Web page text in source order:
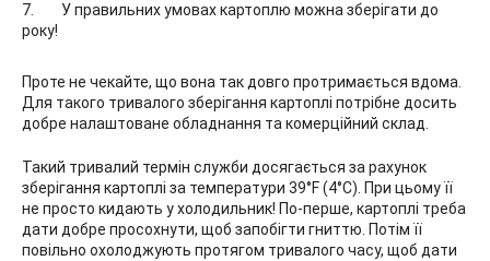
У правильних умовах картоплю можна зберігати до
року!
Проте не чекайте, що вона так довго протримається вдома.
Для такого тривалого зберігання картоплі потрібне досить
добре налаштоване обладнання та комерційний склад.
Такий тривалий термін служби досягається за рахунок
зберігання картоплі за температури 39°F (4°C). При цьому її
не просто кидають у холодильник! По-перше, картоплі треба
дати добре просохнути, щоб запобігти гниттю. Потім її
повільно охолоджують протягом тривалого часу, щоб дати